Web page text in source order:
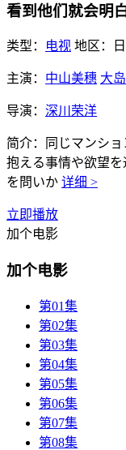
看到他们就会明
类型： 电视 地区：
主演： 中山美穗 大
导演： 深川荣洋
简介：
同じマンシ
抱える事情や欲望
を問いか 详细 >
立即播放
加个电影
加个电影
第01集
第02集
第03集
第04集
第05集
第06集
第07集
第08集